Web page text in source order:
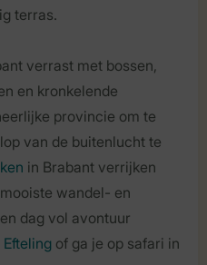
terras.
verrast met bossen,
en kronkelende
provincie om te
van de buitenlucht te
in Brabant verrijken
wandel- en
dag vol avontuur
of ga je op safari in